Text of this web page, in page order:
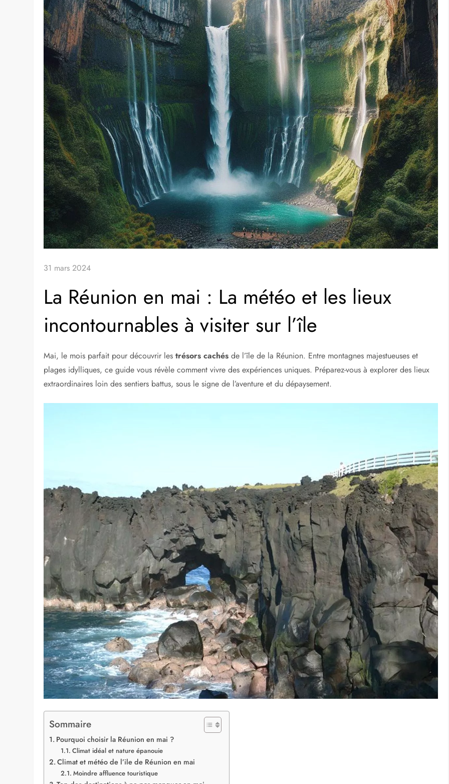
Guide pour un séjour ou une expatriation sur l'île de la Réunion
L’ÎLE DE LA RÉUNION LA NATURE RÉUNIONNAISE CUISINE RÉUNIONNAISE
Accueil » Actualité »La Réunion en mai : La météo et les lieux incontournables à visiter sur l’île
La Réunion en mai : La météo et les lieux
incontournables à visiter sur l’île
Mai, le mois parfait pour découvrir lestrésors cachésde l’île de la Réunion. Entre montagnes majestueuses et
plages idylliques, ce guide vous révèle comment vivre des expériences uniques. Préparez-vous à explorer des lieux
extraordinaires loin des sentiers battus, sous le signe de l’aventure et du dépaysement.